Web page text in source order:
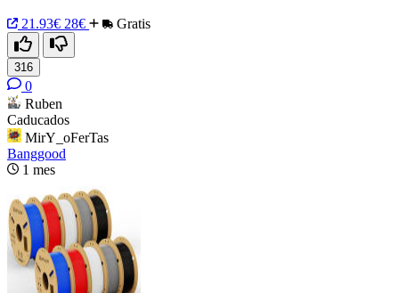
21.93€ 28€ Gratis
316
0
Ruben
Caducados
MirY_oFerTas
Banggood
1 mes